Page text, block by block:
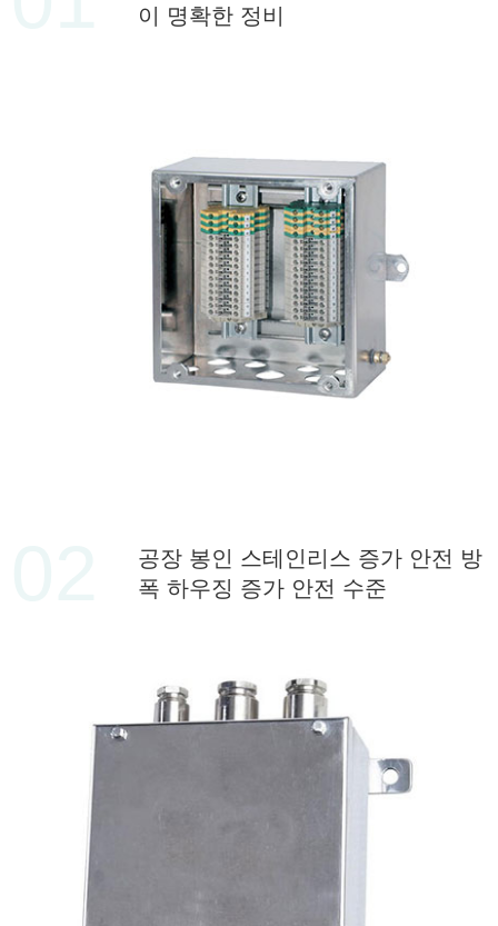
이 명확한 정비
공장 봉인 스테인리스 증가 안전 방
폭 하우징 증가 안전 수준